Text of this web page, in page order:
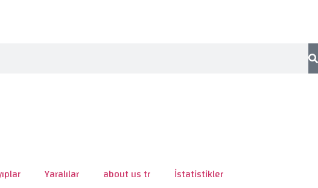
Yaralılar about us tr İstatistikler